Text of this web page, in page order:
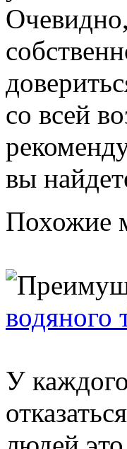
со всей
вы
Похожие
водяного
У